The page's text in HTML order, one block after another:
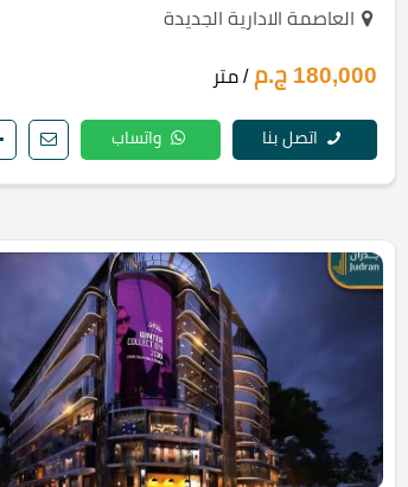
العاصمة الادارية الجديدة
180,000 ج.م / متر
اتصل بنا واتساب